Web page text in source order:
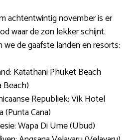
achtentwintig november is er
waar de zon lekker schijnt.
de gaafste landen en resorts:
Katathani Phuket Beach
Beach)
Republiek: Vik Hotel
(Punta Cana)
Wapa Di Ume (Ubud)